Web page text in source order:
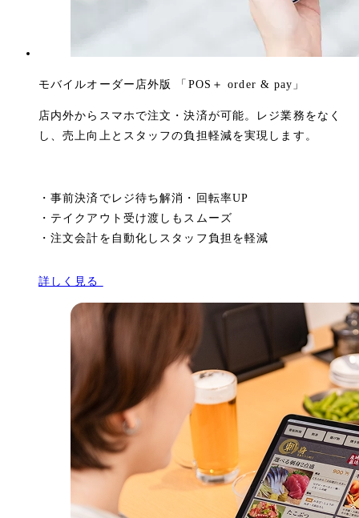
モバイルオーダー店外版 「POS＋ order & pay」
店内外からスマホで注文・決済が可能。レジ業務をなく
し、売上向上とスタッフの負担軽減を実現します。
・事前決済でレジ待ち解消・回転率UP
・ テイクアウト受け渡しもスムーズ
・注文会計を自動化しスタッフ負担を軽減
詳しく見る